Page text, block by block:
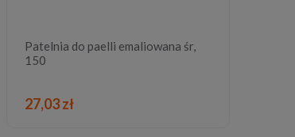
Patelnia do paelli emaliowana śr,
150
27,03 zł